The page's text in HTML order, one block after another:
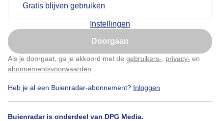
Gratis blijven gebruiken
Instellingen
Doorgaan
Als je doorgaat, ga je akkoord met de gebruikers- privacy- en
abonnementsvoorwaarden
Heb je al een Buienradar-abonnement? Inloggen
Buienradar is onderdeel van DPG Media.
Door: ria brasser Gemaakt: 15-05-2026, 39x bekeken
Bewolktenregenachtig
Nu niet, misschien later
Klik hierom dit aan te passen